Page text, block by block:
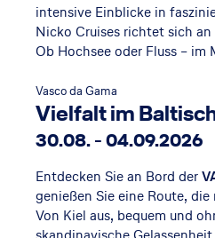
is
e
s
intensive Einblicke in
Nicko Cruises richtet sich
Ob Hochsee oder Fluss –
Vasco da Gama
Vielfalt im
30.08. - 04.09.2026
Entdecken Sie an Bord der
genießen Sie eine Route,
Von Kiel aus, bequem und